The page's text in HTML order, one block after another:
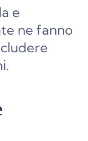
e
ne fanno